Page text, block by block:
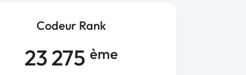
Codeur Rank
23 275 ème